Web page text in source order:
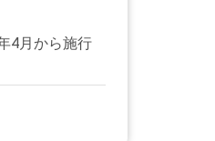
4月から施行